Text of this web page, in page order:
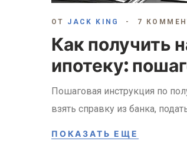
ОТ JACK KING 7
Как получить
ипотеку:
Пошаговая инструкция по
взять справку из банка,
ПОКАЗАТЬ ЕЩЕ